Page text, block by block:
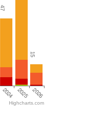
47
15
2024 20252026
Highcharts.com